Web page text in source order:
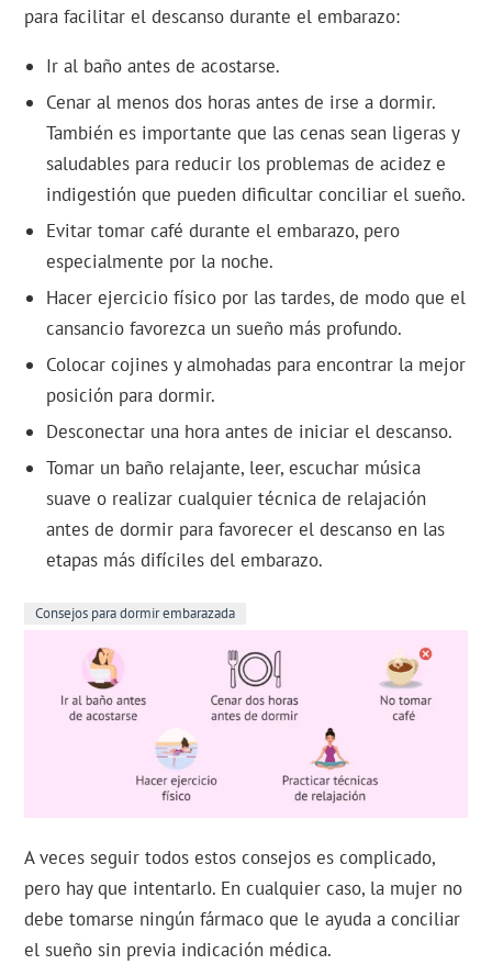
para facilitar el descanso durante el embarazo:
Ir al baño antes de acostarse.
Cenar al menos dos horas antes de irse a dormir.
También es importante que las cenas sean ligeras y
saludables para reducir los problemas de acidez e
indigestión que pueden dificultar conciliar el sueño.
Evitar tomar café durante el embarazo, pero
especialmente por la noche.
Hacer ejercicio físico por las tardes, de modo que el
cansancio favorezca un sueño más profundo.
Colocar cojines y almohadas para encontrar la mejor
posición para dormir.
Desconectar una hora antes de iniciar el descanso.
Tomar un baño relajante, leer, escuchar música
suave o realizar cualquier técnica de relajación
antes de dormir para favorecer el descanso en las
etapas más difíciles del embarazo.
Consejos para dormir embarazada
A veces seguir todos estos consejos es complicado,
pero hay que intentarlo. En cualquier caso, la mujer no
debe tomarse ningún fármaco que le ayuda a conciliar
el sueño sin previa indicación médica.